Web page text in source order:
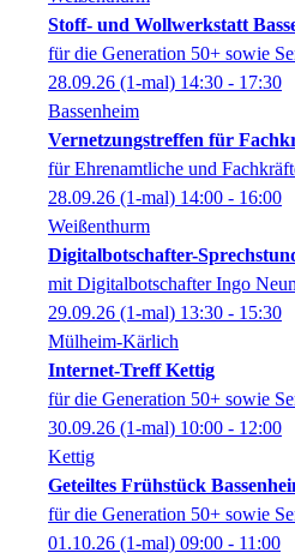
Stoff- und Wollwerkstatt
für die Generation 50+ sowie
28.09.26 (1-mal) 14:30 - 17:30
Bassenheim
Vernetzungstreffen für
für Ehrenamtliche und
28.09.26 (1-mal) 14:00 - 16:00
Weißenthurm
Digitalbotschafter-
mit Digitalbotschafter Ingo
29.09.26 (1-mal) 13:30 - 15:30
Mülheim-Kärlich
Internet-Treff Kettig
für die Generation 50+ sowie
30.09.26 (1-mal) 10:00 - 12:00
Kettig
Geteiltes Frühstück
für die Generation 50+ sowie
01.10.26 (1-mal) 09:00 - 11:00